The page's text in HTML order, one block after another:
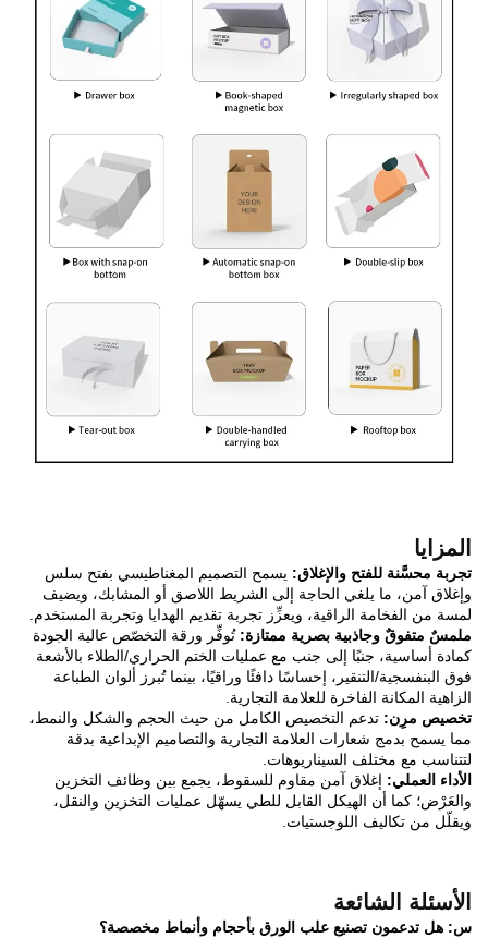
المزايا
تجربة محسَّنة للفتح والإغلاق: يسمح التصميم المغناطيسي بفتح سلس
وإغلاق آمن، ما يلغي الحاجة إلى الشريط اللاصق أو المشابك، ويضيف
لمسة من الفخامة الراقية، ويعزِّز تجربة تقديم الهدايا وتجربة المستخدم.
ملمسٌ متفوقٌ وجاذبية بصرية ممتازة:تُوفِّر ورقة التخصّص عالية الجودة
كمادة أساسية، جنبًا إلى جنب مع عمليات الختم الحراري/الطلاء بالأشعة
فوق البنفسجية/التنقير، إحساسًا دافئًا وراقيًا، بينما تُبرز ألوان الطباعة
الزاهية المكانة الفاخرة للعلامة التجارية.
تخصيص مرِن: تدعم التخصيص الكامل من حيث الحجم والشكل والنمط،
مما يسمح بدمج شعارات العلامة التجارية والتصاميم الإبداعية بدقة
لتتناسب مع مختلف السيناريوهات.
الأداء العملي: إغلاق آمن مقاوم للسقوط، يجمع بين وظائف التخزين
والعَرْض؛ كما أن الهيكل القابل للطي يسهّل عمليات التخزين والنقل،
ويقلّل من تكاليف اللوجستيات.
الأسئلة الشائعة
س: هل تدعمون تصنيع علب الورق بأحجام وأنماط مخصصة؟